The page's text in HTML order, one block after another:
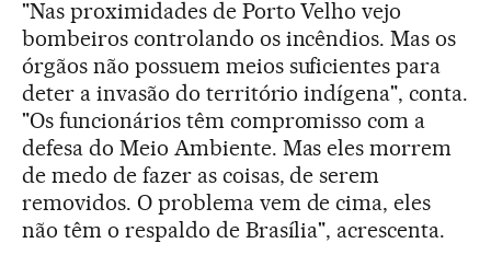
"Nas proximidades de Porto Velho vejo
bombeiros controlando os incêndios. Mas os
órgãos não possuem meios suficientes para
deter a invasão do território indígena", conta.
"Os funcionários têm compromisso com a
defesa do Meio Ambiente. Mas eles morrem
de medo de fazer as coisas, de serem
removidos. O problema vem de cima, eles
não têm o respaldo de Brasília", acrescenta.